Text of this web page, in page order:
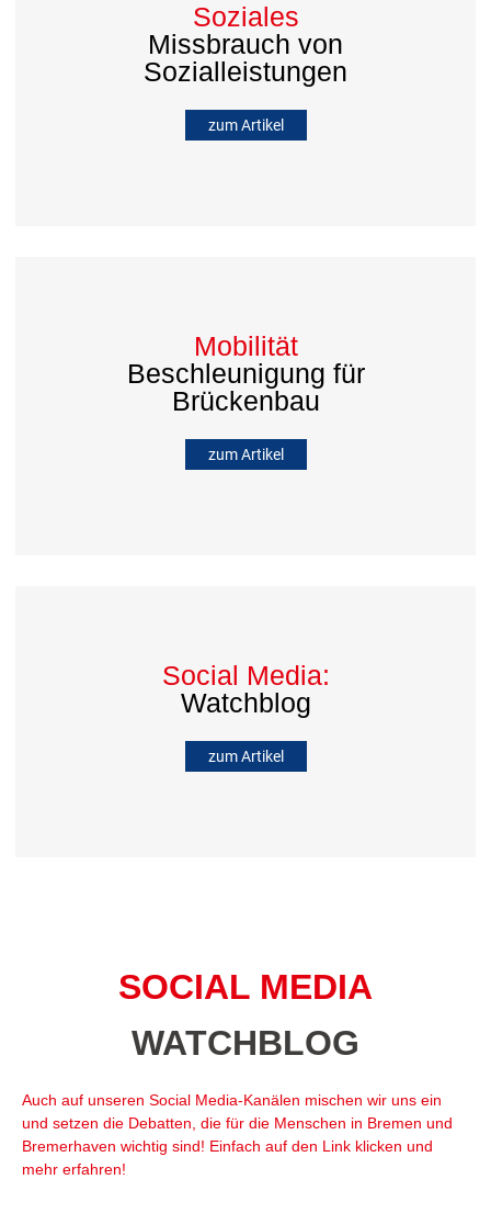
Soziales
Missbrauch von
Sozialleistungen
zum Artikel
Mobilität
Beschleunigung für
Brückenbau
zum Artikel
Social Media:
Watchblog
zum Artikel
SOCIAL MEDIA
WATCHBLOG
Auch auf unseren Social Media-Kanälen mischen wir uns ein
und setzen die Debatten, die für die Menschen in Bremen und
Bremerhaven wichtig sind! Einfach auf den Link klicken und
mehr erfahren!